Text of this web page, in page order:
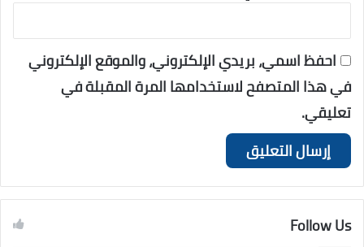
احفظ اسمي، بريدي الإلكتروني، والموقع الإلكتروني
في هذا المتصفح لاستخدامها المرة المقبلة في
تعليقي.
Follow Us